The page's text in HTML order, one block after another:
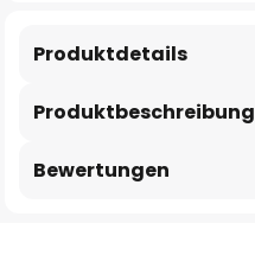
Produktbeschreibung
Produktdetails
Bewertungen